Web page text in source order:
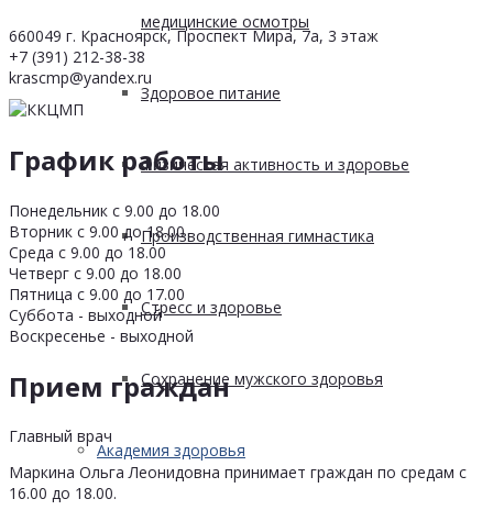
медицинские осмотры
Здоровое питание
Физическая активность и здоровье
Производственная гимнастика
Стресс и здоровье
Сохранение мужского здоровья
Академия здоровья
660049 г. Красноярск, Проспект Мира, 7а, 3 этаж
+7 (391) 212-38-38
krascmp@yandex.ru
График работы
Понедельник с 9.00 до 18.00
Вторник с 9.00 до 18.00
Среда с 9.00 до 18.00
Четверг с 9.00 до 18.00
Пятница с 9.00 до 17.00
Суббота - выходной
Воскресенье - выходной
Прием граждан
Главный врач
Маркина Ольга Леонидовна принимает граждан по средам с
16.00 до 18.00.